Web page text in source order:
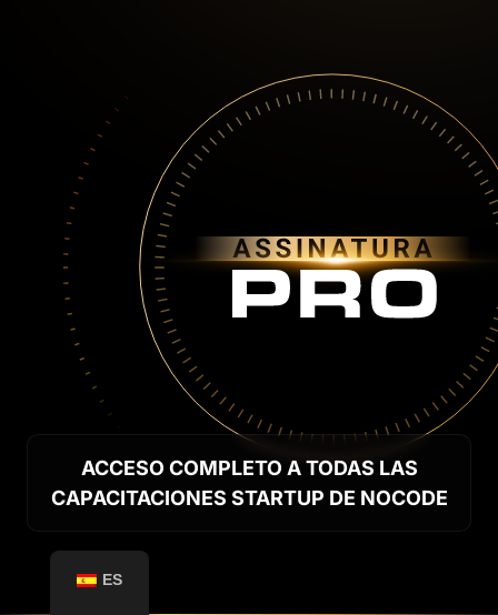
ACCESO COMPLETO A TODAS LAS
CAPACITACIONES STARTUP DE NOCODE
ES